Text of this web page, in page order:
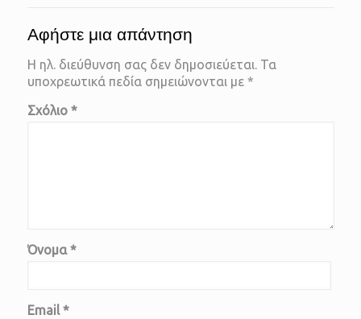
Αφήστε μια απάντηση
Η ηλ. διεύθυνση σας δεν δημοσιεύεται. Τα
υποχρεωτικά πεδία σημειώνονται με *
Σχόλιο *
Όνομα*
Email*